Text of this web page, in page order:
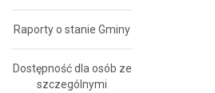
Raporty o stanie Gminy
Dostępność dla osób ze
szczególnymi